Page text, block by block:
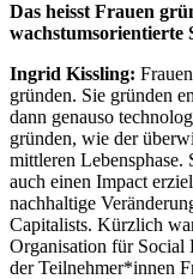
Das heisst Frauen
wachstumsorientierte
Ingrid Kissling:
gründen. Sie gründen
dann genauso
gründen, wie der
mittleren
auch einen Impact
nachhaltige
Capitalists. Kürzlich
Organisation für Social
der Teilnehmer*innen